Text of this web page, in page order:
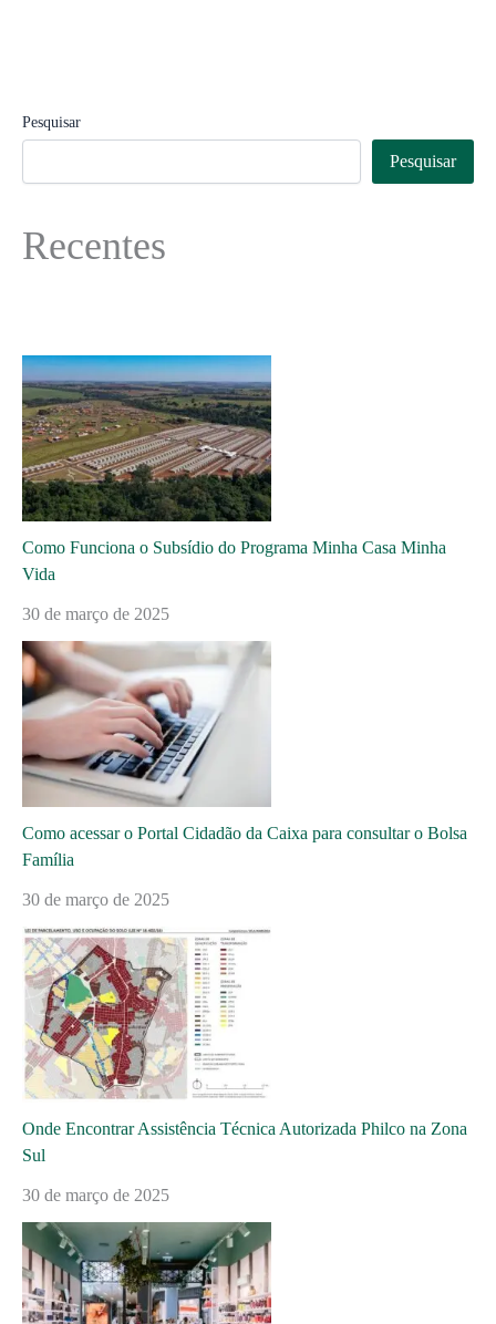
Pesquisar
Pesquisar
Recentes
Como Funciona o Subsídio do Programa Minha Casa Minha
Vida
30 de março de 2025
Como acessar o Portal Cidadão da Caixa para consultar o Bolsa
Família
30 de março de 2025
Onde Encontrar Assistência Técnica Autorizada Philco na Zona
Sul
30 de março de 2025